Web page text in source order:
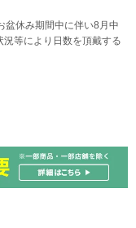
盆休み期間中に伴い8月中
等により日数を頂戴する